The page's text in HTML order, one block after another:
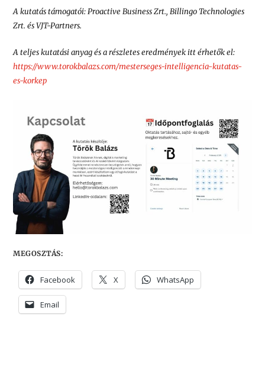
A kutatás támogatói: Proactive Business Zrt., Billingo Technologies
Zrt. és VJT-Partners.
A teljes kutatási anyag és a részletes eredmények itt érhetők el:
https://www.torokbalazs.com/mesterseges-intelligencia-kutatas-
es-korkep
MEGOSZTÁS:
Facebook X WhatsApp
Email